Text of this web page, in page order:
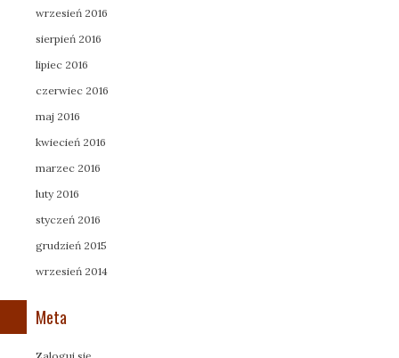
wrzesień 2016
sierpień 2016
lipiec 2016
czerwiec 2016
maj 2016
kwiecień 2016
marzec 2016
luty 2016
styczeń 2016
grudzień 2015
wrzesień 2014
Meta